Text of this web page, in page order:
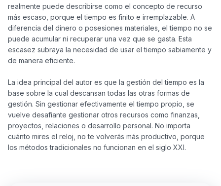
realmente puede describirse como el concepto de recurso
más escaso, porque el tiempo es finito e irremplazable. A
diferencia del dinero o posesiones materiales, el tiempo no se
puede acumular ni recuperar una vez que se gasta. Esta
escasez subraya la necesidad de usar el tiempo sabiamente y
de manera eficiente.
La idea principal del autor es que la gestión del tiempo es la
base sobre la cual descansan todas las otras formas de
gestión. Sin gestionar efectivamente el tiempo propio, se
vuelve desafiante gestionar otros recursos como finanzas,
proyectos, relaciones o desarrollo personal. No importa
cuánto mires el reloj, no te volverás más productivo, porque